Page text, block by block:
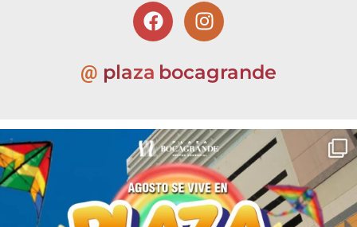
@ plaza bocagrande